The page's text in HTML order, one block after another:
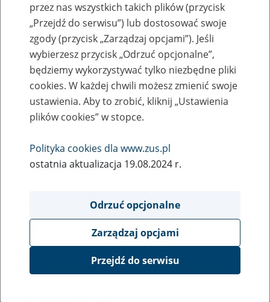
Seniorzy 60/65+ lat
Osoby w wieku emerytalnym z niepełnosprawnością
często mierzą się z pogorszeniem zdrowia, samotnością i
ograniczoną mobilnością. Potrzebują nie tylko wsparcia
zdrowotnego i socjalnego, ale też systematycznej opieki.
Najważniejsze formy pomocy obejmują:
przez nas wszystkich takich plików (przycisk
„Przejdź do serwisu”) lub dostosować swoje
zgody (przycisk „Zarządzaj opcjami”). Jeśli
wybierzesz przycisk „Odrzuć opcjonalne”,
będziemy wykorzystywać tylko niezbędne pliki
cookies. W każdej chwili możesz zmienić swoje
ustawienia. Aby to zrobić, kliknij „Ustawienia
plików cookies” w stopce.
Polityka cookies dla www.zus.pl
ostatnia aktualizacja 19.08.2024 r.
Odrzuć opcjonalne
Zarządzaj opcjami
Przejdź do serwisu